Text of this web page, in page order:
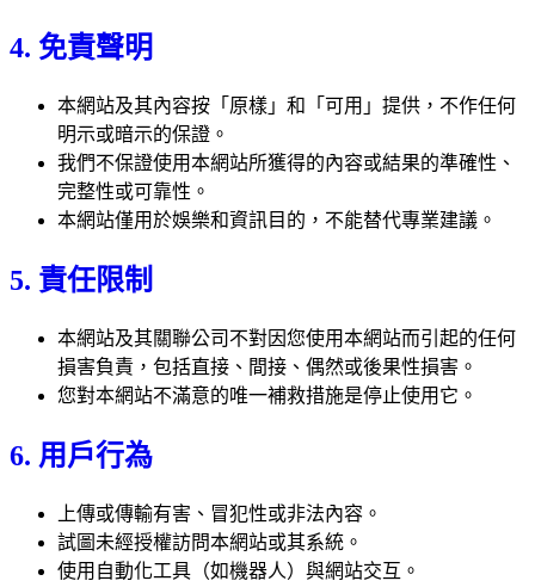
4. 免責聲明
本網站及其內容按「原樣」和「可用」提供，不作任何
明示或暗示的保證。
我們不保證使用本網站所獲得的內容或結果的準確性、
完整性或可靠性。
本網站僅用於娛樂和資訊目的，不能替代專業建議。
5. 責任限制
本網站及其關聯公司不對因您使用本網站而引起的任何
損害負責，包括直接、間接、偶然或後果性損害。
您對本網站不滿意的唯一補救措施是停止使用它。
6. 用戶行為
上傳或傳輸有害、冒犯性或非法內容。
試圖未經授權訪問本網站或其系統。
使用自動化工具（如機器人）與網站交互。